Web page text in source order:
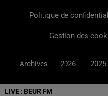
LIVE : BEUR FM
Politique de
Gestion des
Archives 2026 2025